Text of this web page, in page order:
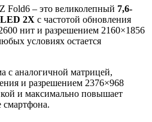
Fold6 – это великолепный 7,6-
2X с частотой обновления
нит и разрешением 2160×1856
условиях остается
с аналогичной матрицей,
и разрешением 2376×968
и максимально повышает
смартфона.